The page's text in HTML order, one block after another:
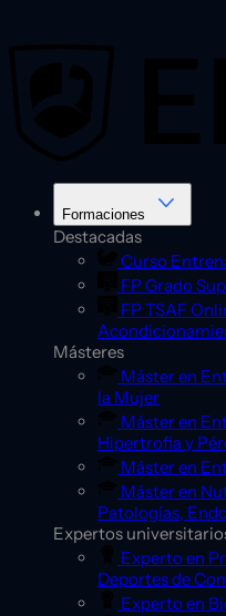
Formaciones
Destacadas
Curso
FP Grado
FP TSAF
Másteres
Máster en
la Mujer
Máster en
Hipertrofia y
Máster en
Máster en
Patologías,
Expertos
Experto en
Deportes de
Experto en